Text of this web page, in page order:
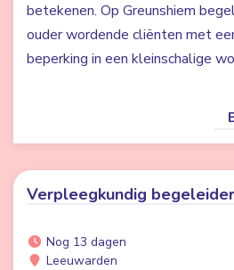
betekenen. Op Greunshiem
ouder wordende cliënten met
beperking in een kleinschalige
Verpleegkundig
Nog 13 dagen
Leeuwarden